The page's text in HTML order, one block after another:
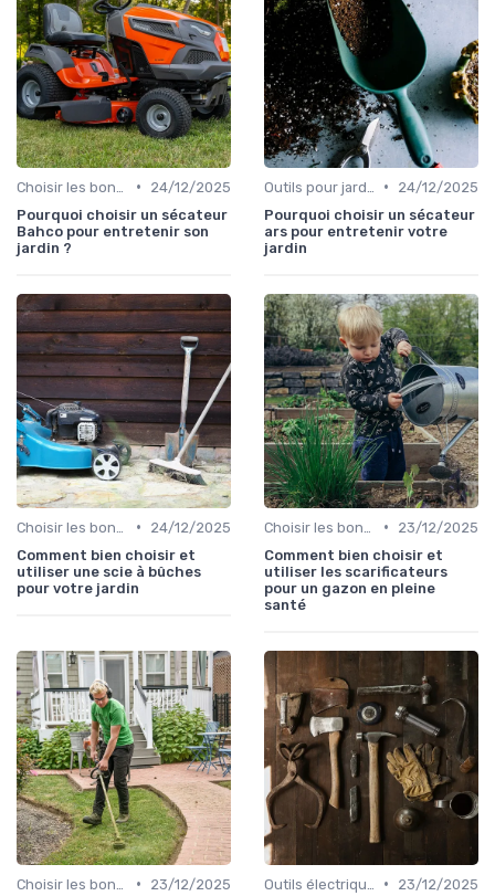
•
24/12/2025
Pourquoi choisir un sécateur
Bahco pour entretenir son
jardin ?
•
24/12/2025
Pourquoi choisir un sécateur
ars pour entretenir votre
jardin
•
24/12/2025
Comment bien choisir et
utiliser une scie à bûches
pour votre jardin
•
23/12/2025
Comment bien choisir et
utiliser les scarificateurs
pour un gazon en pleine
santé
•
23/12/2025
•
23/12/2025